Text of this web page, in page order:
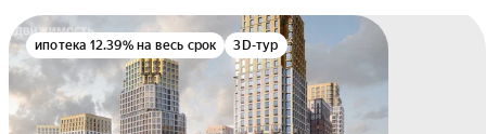
ипотека 12.39% на весь срок 3D-тур